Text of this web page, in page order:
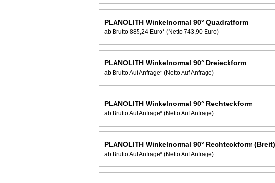
PLANOLITH Winkelnormal 90° Quadratform
ab Brutto 885,24 Euro* (Netto 743,90 Euro)
PLANOLITH Winkelnormal 90° Dreieckform
ab Brutto Auf Anfrage* (Netto Auf Anfrage)
PLANOLITH Winkelnormal 90° Rechteckform
ab Brutto Auf Anfrage* (Netto Auf Anfrage)
PLANOLITH Winkelnormal 90° Rechteckform (Breit)
ab Brutto Auf Anfrage* (Netto Auf Anfrage)